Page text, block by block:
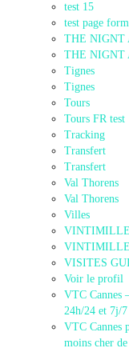
test 15
test page form
THE NIGNT
THE NIGNT
Tignes
Tignes
Tours
Tours FR test
Tracking
Transfert
Transfert
Val Thorens
Val Thorens
Villes
VISITES
Voir le profil
VTC Cannes
24h/24 et 7j/7
VTC Cannes
moins cher